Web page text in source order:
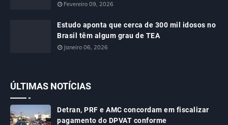
Fevereiro 09, 2026
Estudo aponta que cerca de 300 mil idosos no
Brasil têm algum grau de TEA
Janeiro 06, 2026
ÚLTIMAS NOTÍCIAS
Detran, PRF e AMC concordam em fiscalizar
pagamento do DPVAT conforme